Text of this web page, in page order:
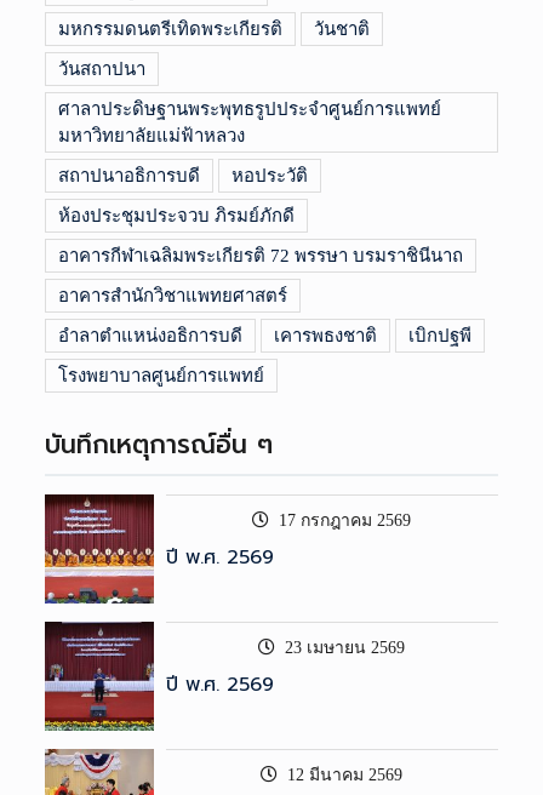
มหกรรมดนตรีเทิดพระเกียรติ วันชาติ
วันสถาปนา
ศาลาประดิษฐานพระพุทธรูปประจำศูนย์การแพทย์
มหาวิทยาลัยแม่ฟ้าหลวง
สถาปนาอธิการบดี หอประวัติ
ห้องประชุมประจวบ ภิรมย์ภักดี
อาคารกีฬาเฉลิมพระเกียรติ 72 พรรษา บรมราชินีนาถ
อาคารสำนักวิชาแพทยศาสตร์
อำลาตำแหน่งอธิการบดี เคารพธงชาติ เบิกปฐพี
โรงพยาบาลศูนย์การแพทย์
บันทึกเหตุการณ์อื่น ๆ
17 กรกฎาคม 2569
ปี พ.ศ. 2569
23 เมษายน 2569
ปี พ.ศ. 2569
12 มีนาคม 2569